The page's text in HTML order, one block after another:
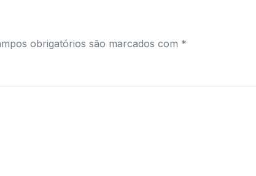
obrigatórios são marcados com *